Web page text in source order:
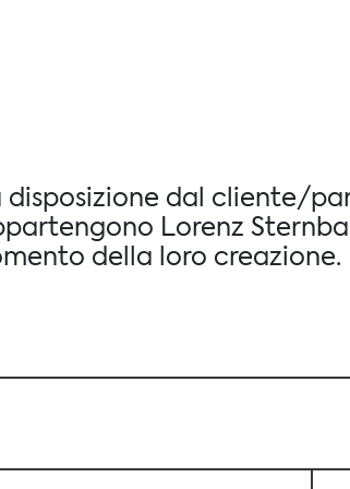
disposizione dal cliente/
Lorenz
della loro creazione.